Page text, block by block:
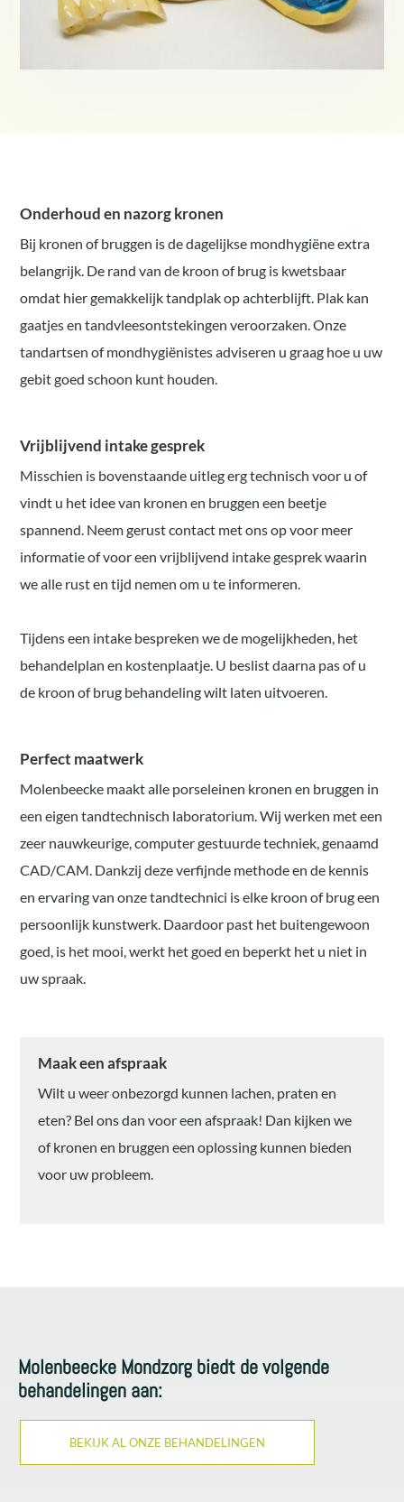
Onderhoud en nazorg kronen
Bij kronen of bruggen is de dagelijkse mondhygiëne extra
belangrijk. De rand van de kroon of brug is kwetsbaar
omdat hier gemakkelijk tandplak op achterblijft. Plak kan
gaatjes en tandvleesontstekingen veroorzaken. Onze
tandartsen of mondhygiënistes adviseren u graag hoe u uw
gebit goed schoon kunt houden.
Vrijblijvend intake gesprek
Misschien is bovenstaande uitleg erg technisch voor u of
vindt u het idee van kronen en bruggen een beetje
spannend. Neem gerust contact met ons op voor meer
informatie of voor een vrijblijvend intake gesprek waarin
we alle rust en tijd nemen om u te informeren.
Tijdens een intake bespreken we de mogelijkheden, het
behandelplan en kostenplaatje. U beslist daarna pas of u
de kroon of brug behandeling wilt laten uitvoeren.
Perfect maatwerk
Molenbeecke maakt alle porseleinen kronen en bruggen in
een eigen tandtechnisch laboratorium. Wij werken met een
zeer nauwkeurige, computer gestuurde techniek, genaamd
CAD/CAM. Dankzij deze verfijnde methode en de kennis
en ervaring van onze tandtechnici is elke kroon of brug een
persoonlijk kunstwerk. Daardoor past het buitengewoon
goed, is het mooi, werkt het goed en beperkt het u niet in
uw spraak.
Maak een afspraak
Wilt u weer onbezorgd kunnen lachen, praten en
eten? Bel ons dan voor een afspraak! Dan kijken we
of kronen en bruggen een oplossing kunnen bieden
voor uw probleem.
Molenbeecke Mondzorg biedt de volgende
behandelingen aan:
BEKIJK AL ONZE BEHANDELINGEN